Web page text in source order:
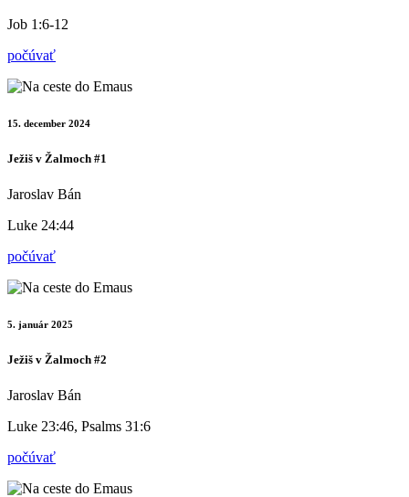
Job 1:6-12
počúvať
15. december 2024
Ježiš v Žalmoch #1
Jaroslav Bán
Luke 24:44
počúvať
5. január 2025
Ježiš v Žalmoch #2
Jaroslav Bán
Luke 23:46, Psalms 31:6
počúvať